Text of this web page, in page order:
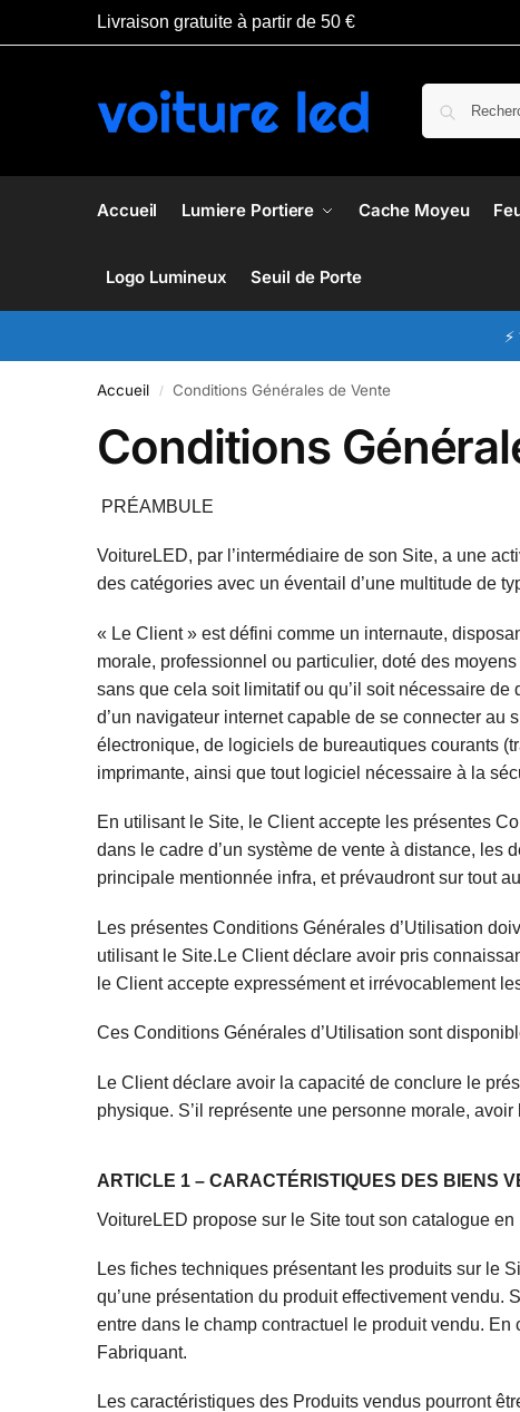
Livraison gratuite à partir de 50 €
Accueil Lumiere Portiere Cache Moyeu
Logo Lumineux Seuil de Porte
Accueil / Conditions Générales de Vente
Conditions
PRÉAMBULE
VoitureLED, par l’intermédiaire de son Site, a une
des catégories avec un éventail d’une multitude de
« Le Client » est défini comme un internaute,
morale, professionnel ou particulier, doté des
sans que cela soit limitatif ou qu’il soit nécessaire
d’un navigateur internet capable de se connecter au
électronique, de logiciels de bureautiques courants
imprimante, ainsi que tout logiciel nécessaire à la
En utilisant le Site, le Client accepte les présentes
dans le cadre d’un système de vente à distance, les
principale mentionnée infra, et prévaudront sur tout
Les présentes Conditions Générales d’Utilisation
utilisant le Site.Le Client déclare avoir pris
le Client accepte expressément et irrévocablement
Ces Conditions Générales d’Utilisation sont
Le Client déclare avoir la capacité de conclure le
physique. S’il représente une personne morale,
ARTICLE 1 – CARACTÉRISTIQUES DES BIENS
VoitureLED propose sur le Site tout son catalogue
Les fiches techniques présentant les produits sur le
qu’une présentation du produit effectivement vendu.
entre dans le champ contractuel le produit vendu.
Fabriquant.
Les caractéristiques des Produits vendus pourront